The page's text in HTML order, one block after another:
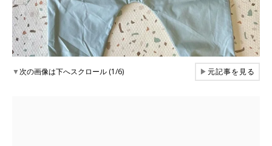
▼次の画像は下へスクロール (1/6) ▶元記事を見る